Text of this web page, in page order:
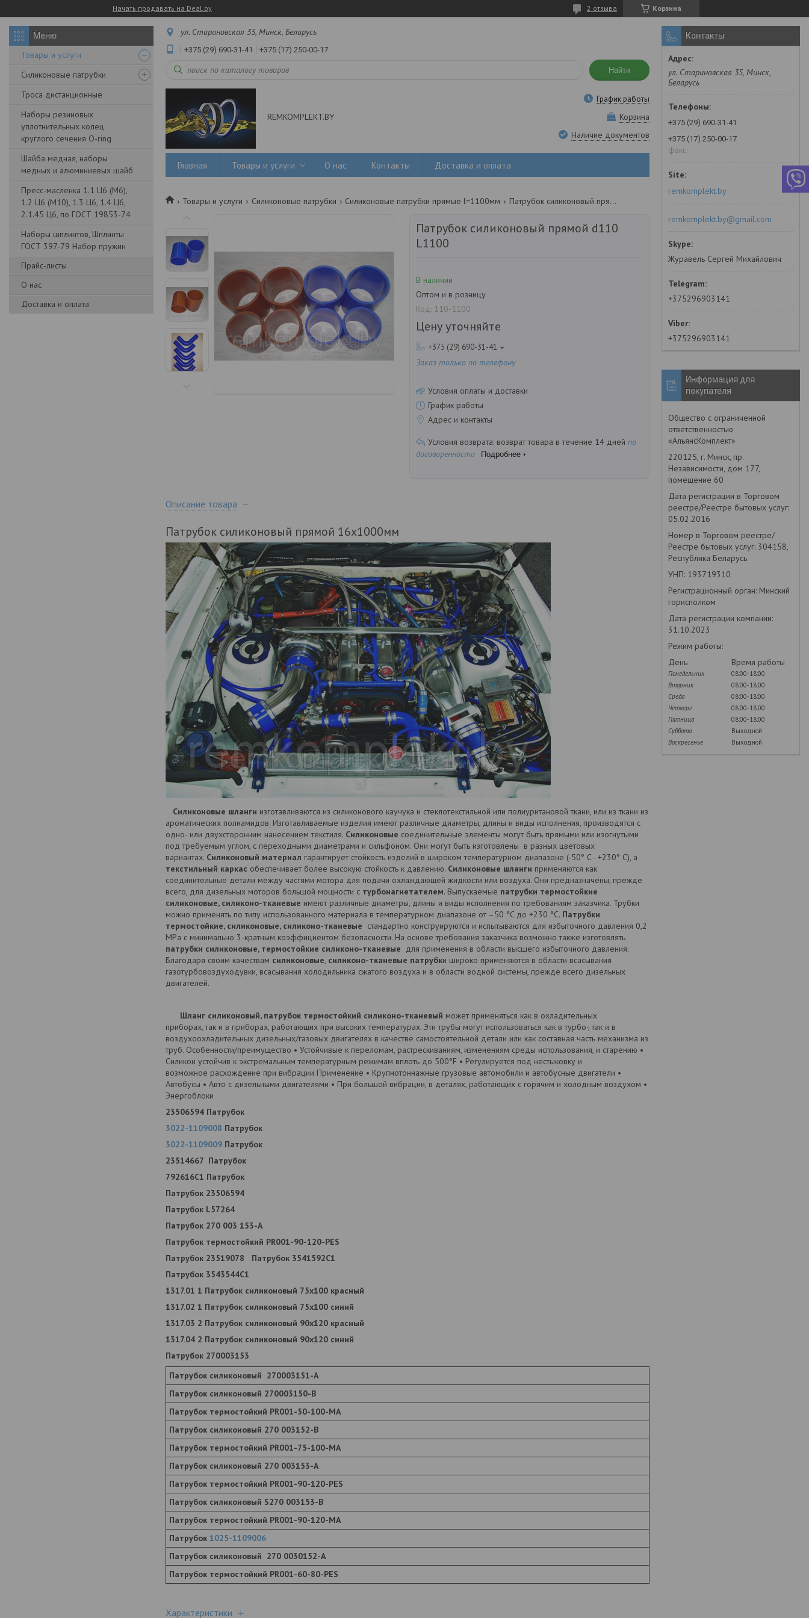
Начать продавать на Deal.by Корзина
2 отзыва
Товары и услуги
Силиконовые патрубки
Троса дистанционные
Наборы резиновых
уплотнительных колец
круглого сечения O-ring
Шайба медная, наборы
медных и алюминиевых шайб
Пресс-масленка 1.1 Ц6 (М6),
1.2 Ц6 (М10), 1.3 Ц6, 1.4 Ц6,
2.1.45 Ц6, по ГОСТ 19853-74
Наборы шплинтов, Шплинты
ГОСТ 397-79 Набор пружин
Прайс-листы
О нас
Доставка и оплата
ул. Стариновская 35, Минск, Беларусь
+375 (29) 690-31-41 +375 (17) 250-00-17
Найти
REMKOMPLEKT.BY
График работы
Корзина
Наличие документов
Главная Товары и услуги О нас Контакты Доставка и оплата
Товары и услуги Силиконовые патрубки Силиконовые патрубки прямые l=1100мм Патрубок силиконовый прямой d110 l1100
Патрубок силиконовый прямой d110
L1100
В наличии
Оптом и в розницу
Код: 110-1100
Цену уточняйте
+375 (29) 690-31-41
Заказ только по телефону
Условия оплаты и доставки
График работы
Адрес и контакты
возврат товара в течение 14 дней по
договоренности
Подробнее
Описание товара
Патрубок силиконовый прямой 16х1000мм
Силиконовые шланги изготавливаются из силиконового каучука и стеклотекстильной или полиуритановой ткани, или из ткани из
ароматических полиамидов. Изготавливаемые изделия имеют различные диаметры, длины и виды исполнения, производятся с
одно- или двухсторонним нанесением текстиля. Силиконовые соединительные элементы могут быть прямыми или изогнутыми
под требуемым углом, с переходными диаметрами и сильфоном. Они могут быть изготовлены в разных цветовых
вариантах. Силиконовый материал гарантирует стойкость изделий в широком температурном диапазоне (-50° C - +230° C), а
текстильный каркас обеспечивает более высокую стойкость к давлению. Силиконовые шланги применяются как
соединительные детали между частями мотора для подачи охлаждающей жидкости или воздуха. Они предназначены, прежде
всего, для дизельных моторов большой мощности с турбонагнетателем. Выпускаемые патрубки термостойкие
силиконовые, силиконо-тканевые имеют различные диаметры, длины и виды исполнения по требованиям заказчика. Трубки
можно применять по типу использованного материала в температурном диапазоне от –50 °C до +230 °C. Патрубки
термостойкие, силиконовые, силиконо-тканевые стандартно конструируются и испытываются для избыточного давления 0,2
MPa с минимально 3-кратным коэффициентом безопасности. На основе требования заказчика возможно также изготовлять
патрубки силиконовые, термостойкие силиконо-тканевые для применения в области высшего избыточного давления.
Благодаря своим качествам силиконовые, силиконо-тканевые патрубки широко применяются в области всасывания
газотурбовоздуходувки, всасывания холодильника сжатого воздуха и в области водной системы, прежде всего дизельных
двигателей.
Шланг силиконовый, патрубок термостойкий силиконо-тканевый может применяться как в охладительных
приборах, так и в приборах, работающих при высоких температурах. Эти трубы могут использоваться как в турбо-, так и в
воздухоохладительных дизельных/газовых двигателях в качестве самостоятельной детали или как составная часть механизма из
труб. Особенности/преимущество • Устойчивые к переломам, растрескиваниям, изменениям среды использования, и старению •
Силикон устойчив к экстремальным температурным режимам вплоть до 500°F • Регулируется под нестыковку и
возможное расхождение при вибрации Применение • Крупнотоннажные грузовые автомобили и автобусные двигатели •
Автобусы • Авто с дизельными двигателями • При большой вибрации, в деталях, работающих с горячим и холодным воздухом •
Энергоблоки
23506594 Патрубок
3022-1109008 Патрубок
3022-1109009 Патрубок
23514667 Патрубок
792616С1 Патрубок
Патрубок 23506594
Патрубок L57264
Патрубок 270 003 153-А
Патрубок термостойкий PR001-90-120-PES
Патрубок 23519078
Патрубок 3541592С1
Патрубок 3543544С1
1317.01 1 Патрубок силиконовый 75x100 красный
1317.02 1 Патрубок силиконовый 75x100 синий
1317.03 2 Патрубок силиконовый 90x120 красный
1317.04 2 Патрубок силиконовый 90x120 синий
Патрубок 270003153
Патрубок силиконовый 270003151-А
Патрубок силиконовый 270003150-В
Патрубок термостойкий PR001-50-100-MA
Патрубок силиконовый 270 003152-В
Патрубок термостойкий PR001-75-100-МА
Патрубок силиконовый 270 003153-А
Патрубок термостойкий PR001-90-120-PES
Патрубок силиконовый S270 003153-В
Патрубок термостойкий PR001-90-120-МА
Патрубок 1025-1109006
Патрубок силиконовый 270 0030152-А
Патрубок термостойкий PR001-60-80-PES
Характеристики
Контакты
ул. Стариновская 35, Минск,
Беларусь
+375 (29) 690-31-41
+375 (17) 250-00-17
факс
remkomplekt.by
remkomplekt.by@gmail.com
Журавель Сергей Михайлович
+375296903141
+375296903141
Информация для
покупателя
Общество с ограниченной
ответственностью
«АльянсКомплект»
220125, г. Минск, пр.
Независимости, дом 177,
помещение 60
Дата регистрации в Торговом
реестре/Реестре бытовых услуг:
05.02.2016
Номер в Торговом реестре/
Реестре бытовых услуг: 304158,
Республика Беларусь
УНП: 193719310
Регистрационный орган: Минский
горисполком
Дата регистрации компании:
31.10.2023
Режим работы:
День
Время работы
Понедельник
08:00-18:00
Вторник
08:00-18:00
Среда
08:00-18:00
Четверг
08:00-18:00
Пятница
08:00-18:00
Суббота
Выходной
Воскресенье
Выходной